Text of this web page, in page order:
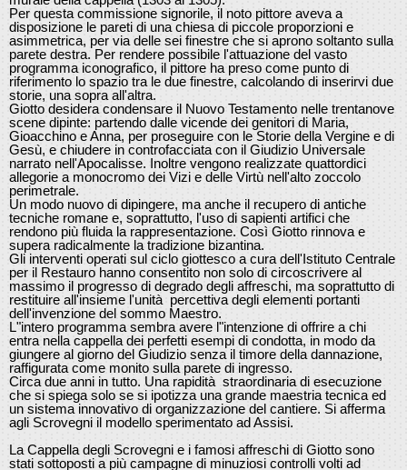
Per questa commissione signorile, il noto pittore aveva a
disposizione le pareti di una chiesa di piccole proporzioni e
asimmetrica, per via delle sei finestre che si aprono soltanto sulla
parete destra. Per rendere possibile l'attuazione del vasto
programma iconografico, il pittore ha preso come punto di
riferimento lo spazio tra le due finestre, calcolando di inserirvi due
storie, una sopra all'altra.
Giotto desidera condensare il Nuovo Testamento nelle trentanove
scene dipinte: partendo dalle vicende dei genitori di Maria,
Gioacchino e Anna, per proseguire con le Storie della Vergine e di
Gesù, e chiudere in controfacciata con il Giudizio Universale
narrato nell'Apocalisse. Inoltre vengono realizzate quattordici
allegorie a monocromo dei Vizi e delle Virtù nell'alto zoccolo
perimetrale.
Un modo nuovo di dipingere, ma anche il recupero di antiche
tecniche romane e, soprattutto, l'uso di sapienti artifici che
rendono più fluida la rappresentazione. Così Giotto rinnova e
supera radicalmente la tradizione bizantina.
Gli interventi operati sul ciclo giottesco a cura dell'Istituto Centrale
per il Restauro hanno consentito non solo di circoscrivere al
massimo il progresso di degrado degli affreschi, ma soprattutto di
restituire all'insieme l'unità percettiva degli elementi portanti
dell'invenzione del sommo Maestro.
L"intero programma sembra avere l"intenzione di offrire a chi
entra nella cappella dei perfetti esempi di condotta, in modo da
giungere al giorno del Giudizio senza il timore della dannazione,
raffigurata come monito sulla parete di ingresso.
Circa due anni in tutto. Una rapidità straordinaria di esecuzione
che si spiega solo se si ipotizza una grande maestria tecnica ed
un sistema innovativo di organizzazione del cantiere. Si afferma
agli Scrovegni il modello sperimentato ad Assisi.
La Cappella degli Scrovegni e i famosi affreschi di Giotto sono
stati sottoposti a più campagne di minuziosi controlli volti ad